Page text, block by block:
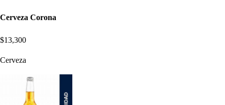
Cerveza Corona
$13,300
Cerveza